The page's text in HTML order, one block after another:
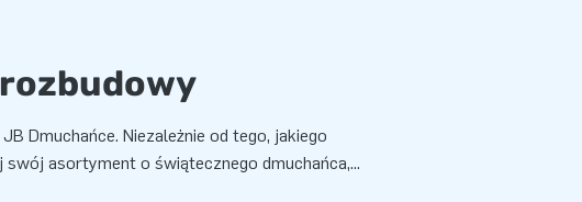
Dmuchańce. Niezależnie od tego, jakiego
swój asortyment o świątecznego dmuchańca,...